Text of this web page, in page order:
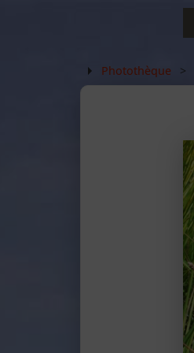
Photothèque >